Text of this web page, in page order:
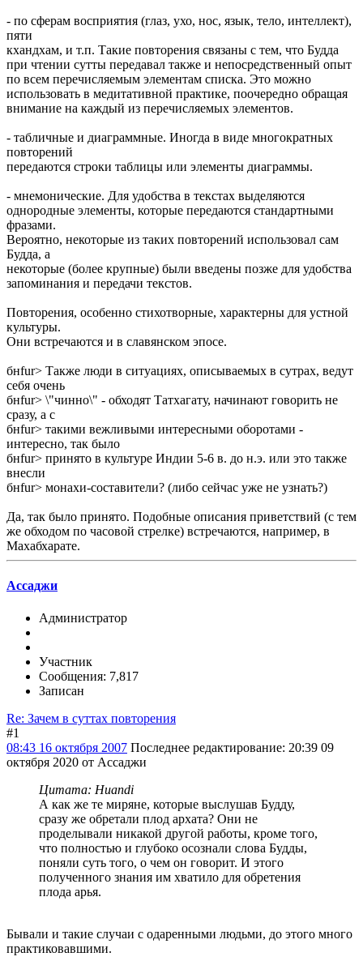
- по сферам восприятия (глаз, ухо, нос, язык, тело, интеллект),
пяти
кхандхам, и т.п. Такие повторения связаны с тем, что Будда
при чтении сутты передавал также и непосредственный опыт
по всем перечисляемым элементам списка. Это можно
использовать в медитативной практике, поочередно обращая
внимание на каждый из перечисляемых элементов.
- табличные и диаграммные. Иногда в виде многократных
повторений
передаются строки таблицы или элементы диаграммы.
- мнемонические. Для удобства в текстах выделяются
однородные элементы, которые передаются стандартными
фразами.
Вероятно, некоторые из таких повторений использовал сам
Будда, а
некоторые (более крупные) были введены позже для удобства
запоминания и передачи текстов.
Повторения, особенно стихотворные, характерны для устной
культуры.
Они встречаются и в славянском эпосе.
бнfur> Также люди в ситуациях, описываемых в сутрах, ведут
себя очень
бнfur> \"чинно\" - обходят Татхагату, начинают говорить не
сразу, а с
бнfur> такими вежливыми интересными оборотами -
интересно, так было
бнfur> принято в культуре Индии 5-6 в. до н.э. или это также
внесли
бнfur> монахи-составители? (либо сейчас уже не узнать?)
Да, так было принято. Подобные описания приветствий (с тем
же обходом по часовой стрелке) встречаются, например, в
Махабхарате.
Ассаджи
Администратор
Участник
Сообщения: 7,817
Записан
Re: Зачем в суттах повторения
#1
08:43 16 октября 2007 Последнее редактирование: 20:39 09
октября 2020 от Ассаджи
Цитата: Huandi
А как же те миряне, которые выслушав Будду,
сразу же обретали плод архата? Они не
проделывали никакой другой работы, кроме того,
что полностью и глубоко осознали слова Будды,
поняли суть того, о чем он говорит. И этого
полученного знания им хватило для обретения
плода арья.
Бывали и такие случаи с одаренными людьми, до этого много
практиковавшими.